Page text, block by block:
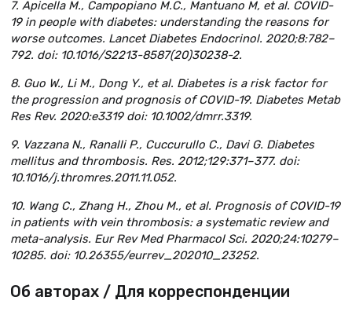
7. Apicella M., Campopiano M.C., Mantuano M, et al. COVID-
19 in people with diabetes: understanding the reasons for
worse outcomes. Lancet Diabetes Endocrinol. 2020;8:782–
792. doi: 10.1016/S2213-8587(20)30238-2.
8. Guo W., Li M., Dong Y., et al. Diabetes is a risk factor for
the progression and prognosis of COVID-19. Diabetes Metab
Res Rev. 2020:e3319 doi: 10.1002/dmrr.3319.
9. Vazzana N., Ranalli P., Cuccurullo C., Davi G. Diabetes
mellitus and thrombosis. Res. 2012;129:371–377. doi:
10.1016/j.thromres.2011.11.052.
10. Wang C., Zhang H., Zhou M., et al. Prognosis of COVID-19
in patients with vein thrombosis: a systematic review and
meta-analysis. Eur Rev Med Pharmacol Sci. 2020;24:10279–
10285. doi: 10.26355/eurrev_202010_23252.
Об авторах / Для корреспонденции